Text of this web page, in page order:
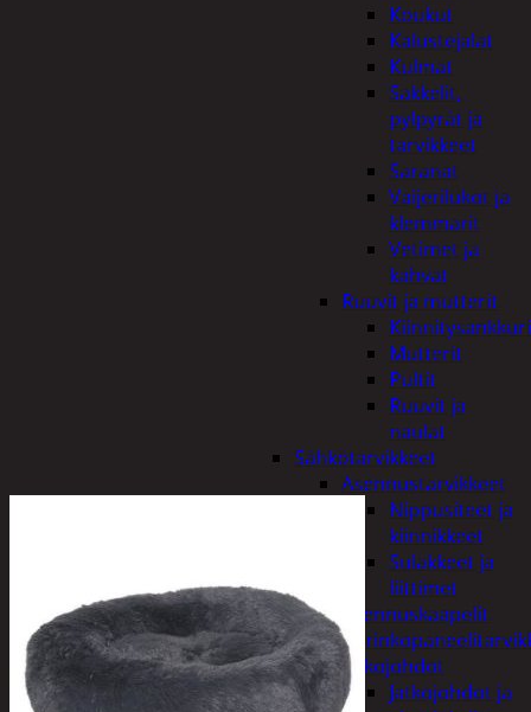
Koukut
Kalustejalat
Kulmat
Sakkelit,
pylpyrät ja
tarvikkeet
Saranat
Vaijerilukot ja
klemmarit
Vetimet ja
kahvat
Ruuvit ja mutterit
Mutterit
Pultit
Ruuvit ja
naulat
Sähkötarvikkeet
Asennustarvikkeet
Nippusiteet ja
kiinnikkeet
Sulakkeet ja
liittimet
Asennuskaapelit
Jatkojohdot
Jatkojohdot ja